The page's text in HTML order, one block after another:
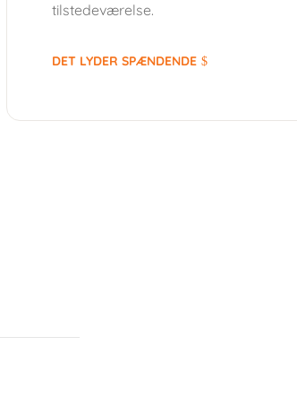
tilstedeværelse.
DET LYDER SPÆNDENDE